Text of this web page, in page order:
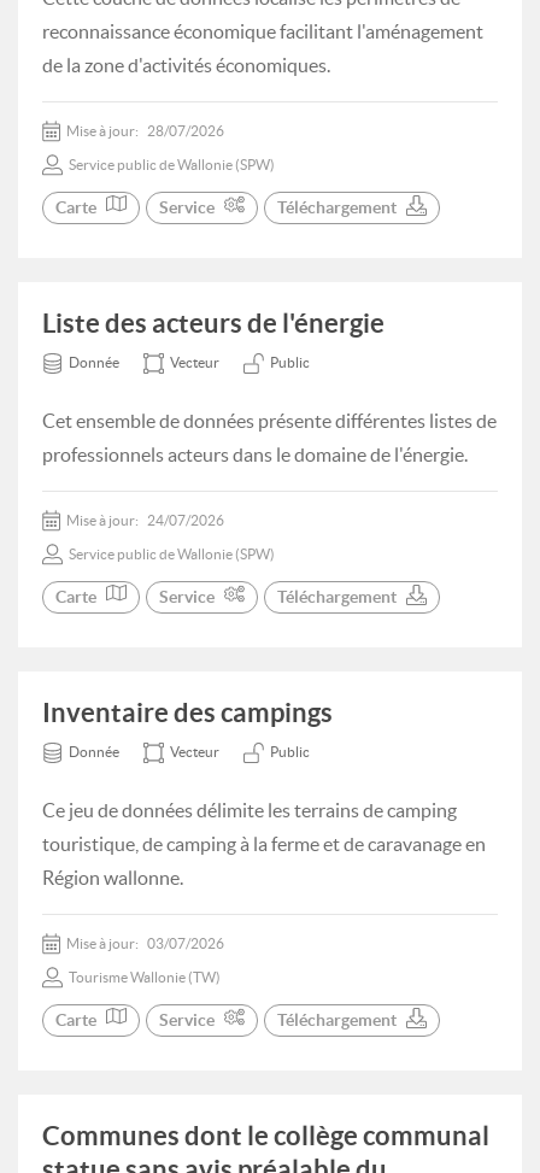
reconnaissance économique facilitant l'aménagement
de la zone d'activités économiques.
Mise à jour: 28/07/2026
Service public de Wallonie (SPW)
Carte Service Téléchargement
Liste des acteurs de l'énergie
Donnée Vecteur Public
Cet ensemble de données présente différentes listes de
professionnels acteurs dans le domaine de l'énergie.
Mise à jour: 24/07/2026
Service public de Wallonie (SPW)
Carte Service Téléchargement
Inventaire des campings
Donnée Vecteur Public
Ce jeu de données délimite les terrains de camping
touristique, de camping à la ferme et de caravanage en
Région wallonne.
Mise à jour: 03/07/2026
Tourisme Wallonie (TW)
Carte Service Téléchargement
Communes dont le collège communal